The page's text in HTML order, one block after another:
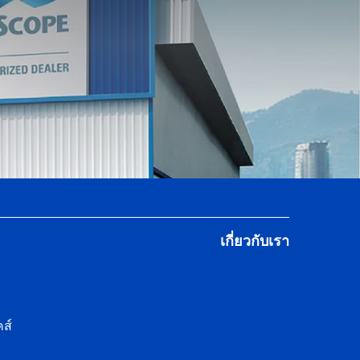
เกี่ยวกับเรา
ส์